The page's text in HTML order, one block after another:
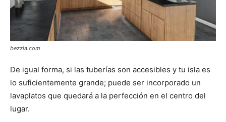
bezzia.com
De igual forma, si las tuberías son accesibles y tu isla es
lo suficientemente grande; puede ser incorporado un
lavaplatos que quedará a la perfección en el centro del
lugar.